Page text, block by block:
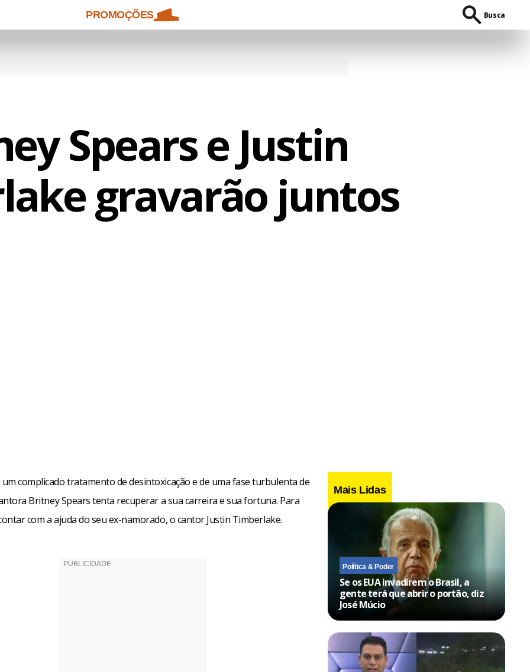
PROMOÇÕES Busca
Spears e Justin
gravarão juntos
um complicado tratamento de desintoxicação e de uma fase turbulenta de
Britney Spears tenta recuperar a sua carreira e sua fortuna. Para
com a ajuda do seu ex-namorado, o cantor Justin Timberlake.
Mais Lidas
Política & Poder
Se os EUA invadirem o Brasil, a
gente terá que abrir o portão, diz
José Múcio